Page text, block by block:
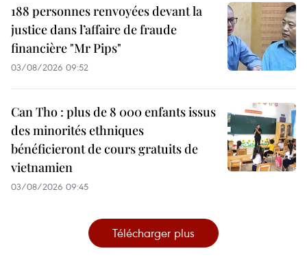
188 personnes renvoyées devant la
justice dans l’affaire de fraude
financière "Mr Pips"
03/08/2026 09:52
Can Tho : plus de 8 000 enfants issus
des minorités ethniques
bénéficieront de cours gratuits de
vietnamien
03/08/2026 09:45
Télécharger plus